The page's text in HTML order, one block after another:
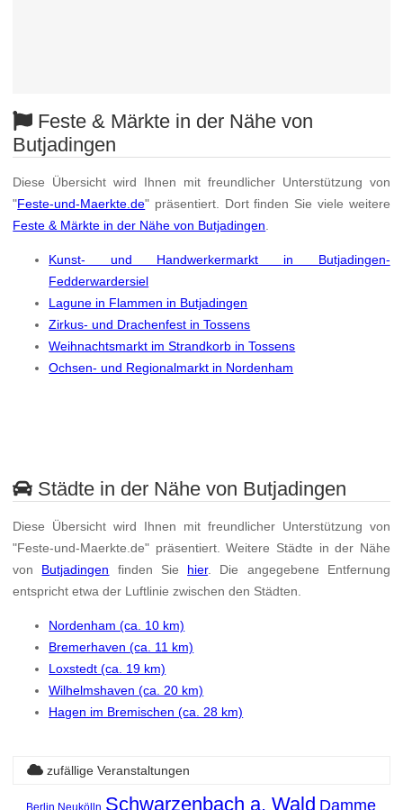
Feste & Märkte in der Nähe von
Butjadingen
Diese Übersicht wird Ihnen mit freundlicher Unterstützung von
"Feste-und-Maerkte.de" präsentiert. Dort finden Sie viele weitere
Feste & Märkte in der Nähe von Butjadingen
Kunst- und Handwerkermarkt in Butjadingen-
Fedderwardersiel
Lagune in Flammen in Butjadingen
Zirkus- und Drachenfest in Tossens
Weihnachtsmarkt im Strandkorb in Tossens
Ochsen- und Regionalmarkt in Nordenham
Städte in der Nähe von Butjadingen
Diese Übersicht wird Ihnen mit freundlicher Unterstützung von
"Feste-und-Maerkte.de" präsentiert. Weitere Städte in der Nähe
von Butjadingen finden Sie hier. Die angegebene Entfernung
entspricht etwa der Luftlinie zwischen den Städten.
Nordenham (ca. 10 km)
Bremerhaven (ca. 11 km)
Loxstedt (ca. 19 km)
Wilhelmshaven (ca. 20 km)
Hagen im Bremischen (ca. 28 km)
zufällige Veranstaltungen
Berlin Neukölln Schwarzenbach a. Wald Damme